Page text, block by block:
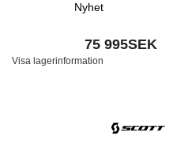
Nyhet
75 995SEK
Visa lagerinformation